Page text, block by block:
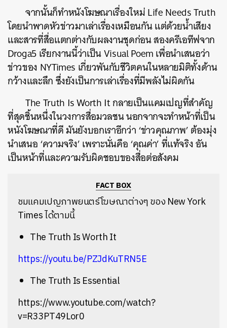
จากนั้นก็ทำหนังโฆษณาเรื่องใหม่Life Needs Truth
โดยนำพาดหัวข่าวมาเล่าเรื่องเหมือนกันแต่ด้วยน้ำเสียง
และสารที่สื่อแตกต่างกับผลงานชุดก่อนสองครีเอทีฟจาก
Droga5เรียกงานนี้ว่าเป็นVisual Poemเพื่อนำเสนอว่า
ข่าวของ NYTimes เกี่ยวพันกับชีวิตคนในหลายมิติทั้งด้าน
กว้างและลึกซึ่งยังเป็นการเล่าเรื่องที่มีพลังไม่ผิดกัน
The Truth Is Worth Itกลายเป็นแคมเปญที่สำคัญ
ที่สุดชิ้นหนึ่งในวงการสื่อมวลชนนอกจากจะทำหน้าที่เป็น
หนังโฆษณาที่ดีมันยังบอกเราอีกว่า‘ข่าวคุณภาพ’ต้องมุ่ง
นำเสนอ‘ความจริง’เพราะนั่นคือ‘คุณค่า’ที่แท้จริงอัน
เป็นหน้าที่และความรับผิดชอบของสื่อต่อสังคม
FACT BOX
ชมแคมเปญภาพยนตร์โฆษณาต่างๆของ New York
Timesได้ตามนี้
The Truth Is Worth It
https://youtu.be/PZJdKuTRN5E
The Truth Is Essential
https://www.youtube.com/watch?
v=R33PT49Lor0